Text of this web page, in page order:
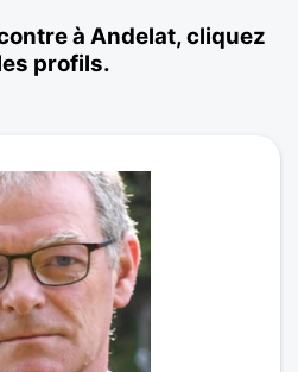
à Andelat, cliquez
profils.